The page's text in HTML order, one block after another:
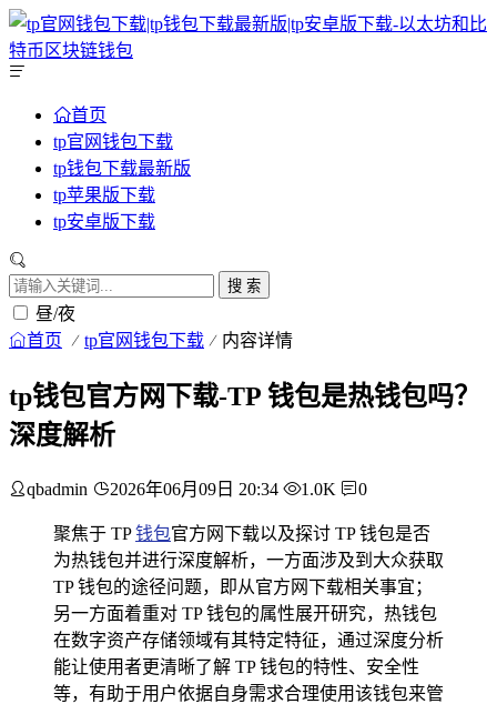
首页
tp官网钱包下载
tp钱包下载最新版
tp苹果版下载
tp安卓版下载
搜 索
昼/夜
首页 tp官网钱包下载 内容详情
tp钱包官方网下载-TP 钱包是热钱包吗？
深度解析
qbadmin 2026年06月09日 20:34 1.0K 0
聚焦于 TP钱包官方网下载以及探讨 TP 钱包是否
为热钱包并进行深度解析，一方面涉及到大众获取
TP 钱包的途径问题，即从官方网下载相关事宜；
另一方面着重对 TP 钱包的属性展开研究，热钱包
在数字资产存储领域有其特定特征，通过深度分析
能让使用者更清晰了解 TP 钱包的特性、安全性
等，有助于用户依据自身需求合理使用该钱包来管